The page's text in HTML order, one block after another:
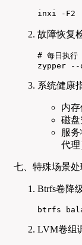
inxi -F2  #
故障恢复
# 每日执行
zypper --
系统健康
内
磁盘
服务
代理
七、特殊场景处
Btrfs卷降
btrfs
LVM卷组